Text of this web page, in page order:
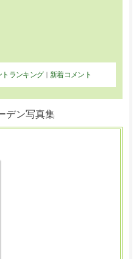
トランキング｜ 新着コメント
デン写真集